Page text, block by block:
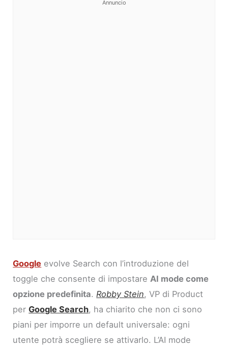
Annuncio
Google evolve Search con l’introduzione del
toggle che consente di impostareAI mode come
opzione predefinita.Robby Stein, VP di Product
perGoogle Search, ha chiarito che non ci sono
piani per imporre un default universale: ogni
utente potrà scegliere se attivarlo. L’AI mode